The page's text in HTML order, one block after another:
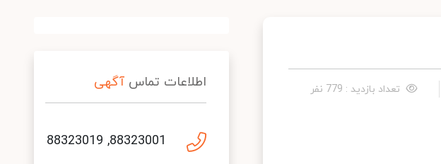
تعداد بازدید : 779 نفر اطلاعات تماس آگهی
88323001, 88323019